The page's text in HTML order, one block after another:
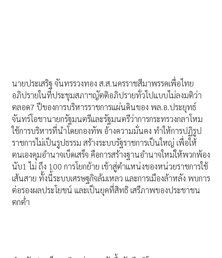
นายประเสริฐ จันทรรวงทอง ส.ส.นครราชสีมาพรรคเพื่อไทย
อภิปรายในที่ประชุมสภาฯญัตติอภิปรายทั่วไปแบบไม่ลงมติว่า
ตลอด7 ปีของการบริหารราชการแผ่นดินของ พล.อ.ประยุทธ์
จันทร์โอชานายกรัฐมนตรีและรัฐมนตรีว่าการกระทรวงกลาโหม
ใช้การบริหารที่นำโดยกองทัพ อ้างความมั่นคง ทำให้การปฏิรูป
ราชการไม่เป็นรูปธรรม สร้างระบบรัฐราชการเป็นใหญ่ เพื่อให้
ตนเองคุมอำนาจเบ็ดเสร็จ คือการสร้างฐานอำนาจใหม่ให้พวกพ้อง
นับ1 ไม่ ถึง 100 การโยกย้าย เข้าสู่ตำแหน่งของหน่วยราชการใช้
เส้นสาย ทั้งนี้ระบบเศรษฐกิจล้มเหลว และการเมืองล้าหลัง พบการ
ต่อรองผลประโยชน์ และเป็นยุคที่สิทธิ เสรีภาพของประชาชน
ตกต่ำ